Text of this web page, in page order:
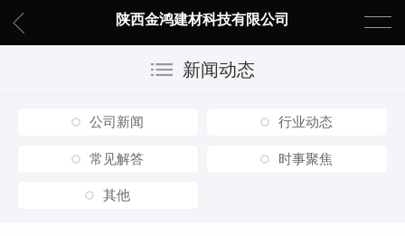
陕西金鸿建材科技有限公司
新闻动态
公司新闻 行业动态
常见解答 时事聚焦
其他